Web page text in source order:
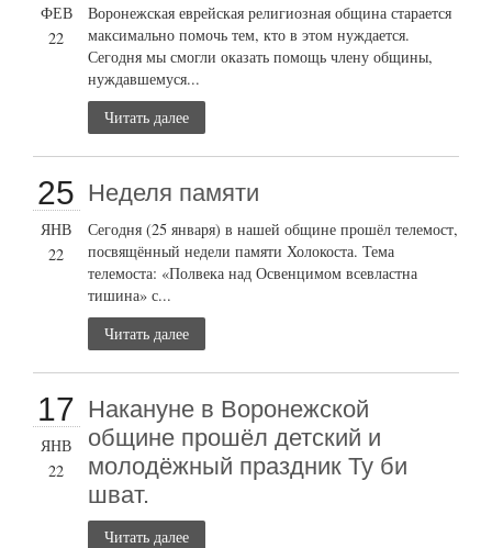
ФЕВ
22
Воронежская еврейская религиозная община старается
максимально помочь тем, кто в этом нуждается.
Сегодня мы смогли оказать помощь члену общины,
нуждавшемуся...
Читать далее
25
ЯНВ
22
Неделя памяти
Сегодня (25 января) в нашей общине прошёл телемост,
посвящённый недели памяти Холокоста. Тема
телемоста: «Полвека над Освенцимом всевластна
тишина» с...
Читать далее
17
ЯНВ
22
Накануне в Воронежской
общине прошёл детский и
молодёжный праздник Ту би
шват.
Читать далее